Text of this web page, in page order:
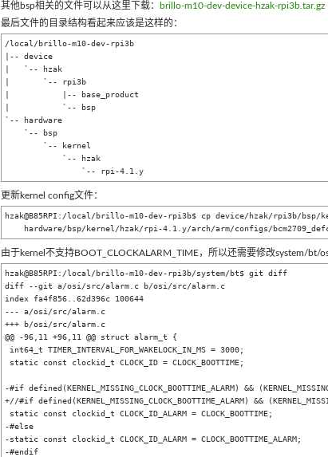
其他bsp相关的文件可以从这里下载：
brillo-m10-dev-device-hzak-rpi3b.tar.gz
最后文件的目录结构看起来应该是这样的：
/local/brillo-m10-dev-rpi3b
|-- device
|   `-- hzak
|       `-- rpi3b
|           |-- base_product
|           `-- bsp
`-- hardware
                `-- rpi-4.1.y
更新kernel config文件：
hzak@B85RPI:/local/brillo-m10-dev-rpi3b$ cp device/hzak/rpi3b/bsp/
hardware/bsp/kernel/hzak/rpi-4.1.y/arch/arm/configs/
由于kernel不支持BOOT_CLOCKALARM_TIME，所以还需要修改system/bt/
hzak@B85RPI:/local/brillo-m10-dev-rpi3b/system/bt$ git diff
diff --git a/osi/src/alarm.c b/osi/src/alarm.c
index fa4f856..62d396c 100644
--- a/osi/src/alarm.c
+++ b/osi/src/alarm.c
@@ -96,11 +96,11 @@ struct alarm_t {
-#if defined(KERNEL_MISSING_CLOCK_BOOTTIME_ALARM) &&
+//#if defined(KERNEL_MISSING_CLOCK_BOOTTIME_ALARM) &&
-#else
-static const clockid_t CLOCK_ID_ALARM = CLOCK_BOOTTIME_ALARM;
-#endif